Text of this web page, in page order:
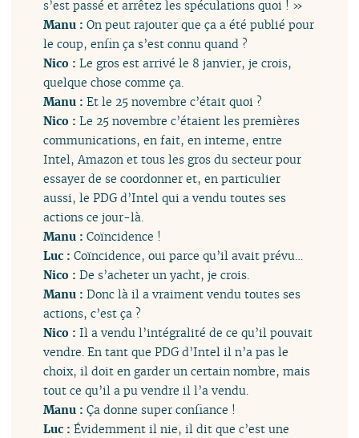
s’est passé et arrêtez les spéculations quoi ! »
Manu :On peut rajouter que ça a été publié pour
le coup, enfin ça s’est connu quand ?
Nico :Le gros est arrivé le 8 janvier, je crois,
quelque chose comme ça.
Manu :Et le 25 novembre c’était quoi ?
Nico :Le 25 novembre c’étaient les premières
communications, en fait, en interne, entre
Intel, Amazon et tous les gros du secteur pour
essayer de se coordonner et, en particulier
aussi, le PDG d’Intel qui a vendu toutes ses
actions ce jour-là.
Manu :Coïncidence !
Luc :Coïncidence, oui parce qu’il avait prévu…
Nico :De s’acheter un yacht, je crois.
Manu :Donc là il a vraiment vendu toutes ses
actions, c’est ça ?
Nico :Il a vendu l’intégralité de ce qu’il pouvait
vendre. En tant que PDG d’Intel il n’a pas le
choix, il doit en garder un certain nombre, mais
tout ce qu’il a pu vendre il l’a vendu.
Manu :Ça donne super confiance !
Luc :Évidemment il nie, il dit que c’est une